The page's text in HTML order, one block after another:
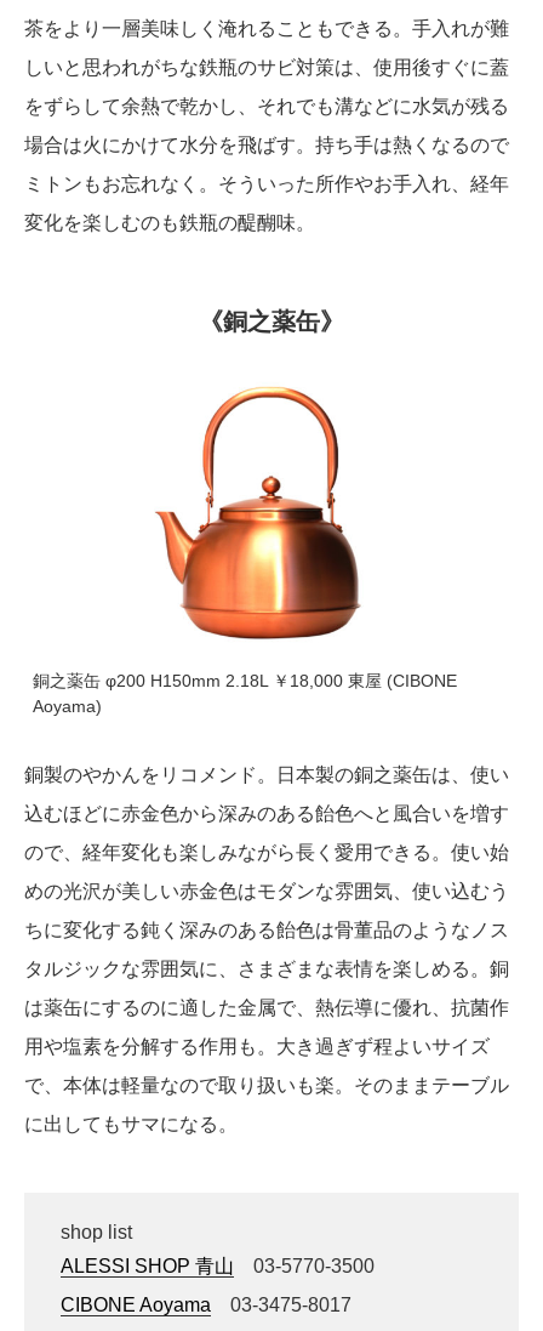
茶をより一層美味しく淹れることもできる。手入れが難
しいと思われがちな鉄瓶のサビ対策は、使用後すぐに蓋
をずらして余熱で乾かし、それでも溝などに水気が残る
場合は火にかけて水分を飛ばす。持ち手は熱くなるので
ミトンもお忘れなく。そういった所作やお手入れ、経年
変化を楽しむのも鉄瓶の醍醐味。
《銅之薬缶》
銅之薬缶 φ200 H150mm 2.18L ￥18,000 東屋 (CIBONE
Aoyama)
銅製のやかんをリコメンド。日本製の銅之薬缶は、使い
込むほどに赤金色から深みのある飴色へと風合いを増す
ので、経年変化も楽しみながら長く愛用できる。使い始
めの光沢が美しい赤金色はモダンな雰囲気、使い込むう
ちに変化する鈍く深みのある飴色は骨董品のようなノス
タルジックな雰囲気に、さまざまな表情を楽しめる。銅
は薬缶にするのに適した金属で、熱伝導に優れ、抗菌作
用や塩素を分解する作用も。大き過ぎず程よいサイズ
で、本体は軽量なので取り扱いも楽。そのままテーブル
に出してもサマになる。
shop list
ALESSI SHOP 青山 03-5770-3500
CIBONE Aoyama 03-3475-8017